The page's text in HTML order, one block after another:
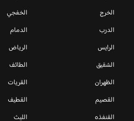
الخرج
الخفجي
الدرب
الدمام
الرايس
الرياض
الشقيق
الطائف
الظهران
القريات
القصيم
القطيف
القنفذه
الليث